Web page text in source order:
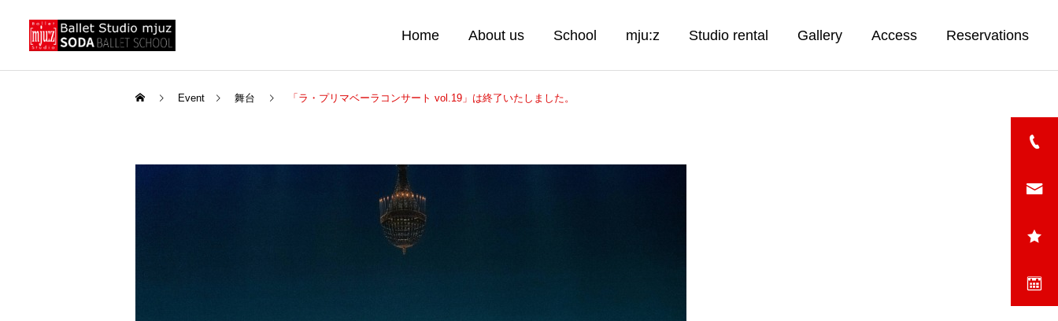
Home About us School mju:z Studio rental Gallery Access Reservations
Event 舞台 「ラ・プリマベーラコンサート vol.19」は終了いたしました。